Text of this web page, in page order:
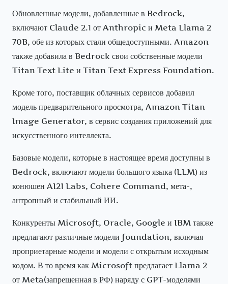
Обновленные модели, добавленные в Bedrock,
включают Claude 2.1 от Anthropic и Meta Llama 2
70B, обе из которых стали общедоступными. Amazon
также добавила в Bedrock свои собственные модели
Titan Text Lite и Titan Text Express Foundation.
Кроме того, поставщик облачных сервисов добавил
модель предварительного просмотра, Amazon Titan
Image Generator, в сервис создания приложений для
искусственного интеллекта.
Базовые модели, которые в настоящее время доступны в
Bedrock, включают модели большого языка (LLM) из
конюшен AI21 Labs, Cohere Command, мета-,
антропный и стабильный ИИ.
Конкуренты Microsoft, Oracle, Google и IBM также
предлагают различные модели foundation, включая
проприетарные модели и модели с открытым исходным
кодом. В то время как Microsoft предлагает Llama 2
от Meta(запрещенная в РФ) наряду с GPT-моделями